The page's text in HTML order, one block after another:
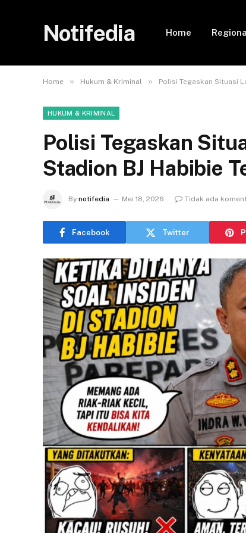
Notifedia Home
Home » Hukum & Kriminal » Polisi Tegaskan Situasi
HUKUM & KRIMINAL
Polisi Tegaskan
Stadion BJ Habibie
By notifedia Mei 18, 2026 Tidak ada
Facebook Twitter